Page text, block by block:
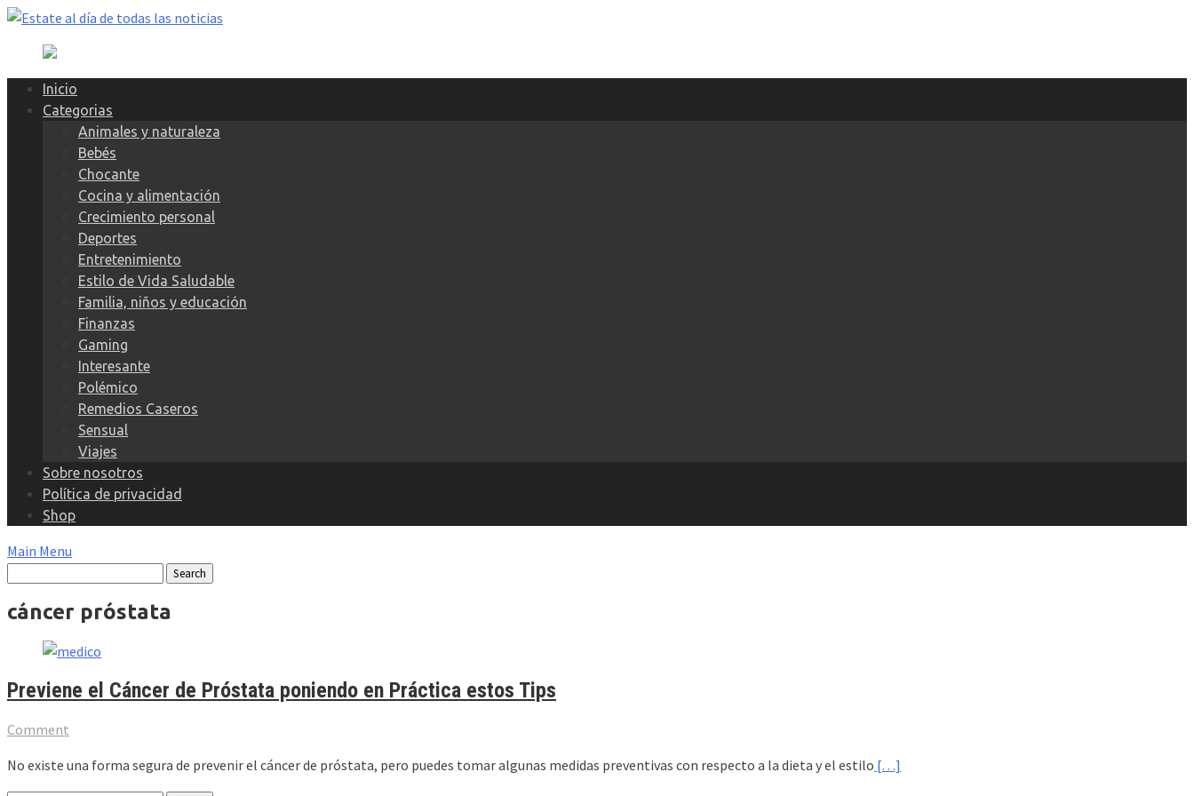
Skip
content
Inicio
Categorias
Animales y naturaleza
Bebés
Chocante
Cocina y alimentación
Crecimiento personal
Deportes
Entretenimiento
Estilo de Vida Saludable
Familia, niños y educación
Finanzas
Gaming
Interesante
Polémico
Remedios Caseros
Sensual
Viajes
Sobre nosotros
Política de privacidad
Shop
Main Menu
cáncer próstata
Previene el Cáncer de Próstata poniendo en Práctica estos Tips
Comment
No existe una forma segura de prevenir el cáncer de próstata, pero puedes tomar algunas medidas preventivas con respecto a la dieta y el estilo […]